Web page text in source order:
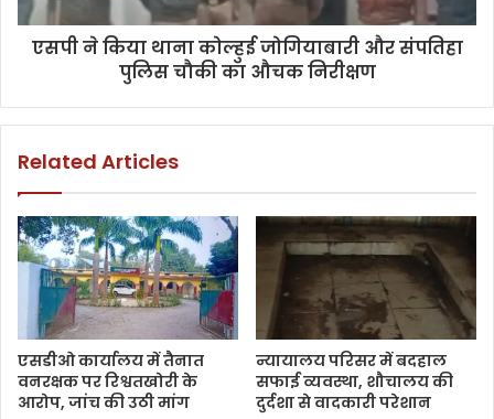
एसपी ने किया थाना कोल्हुई जोगियाबारी और संपतिहा
पुलिस चौकी का औचक निरीक्षण
Related Articles
एसडीओ कार्यालय में तैनात
वनरक्षक पर रिश्वतखोरी के
आरोप, जांच की उठी मांग
न्यायालय परिसर में बदहाल
सफाई व्यवस्था, शौचालय की
दुर्दशा से वादकारी परेशान